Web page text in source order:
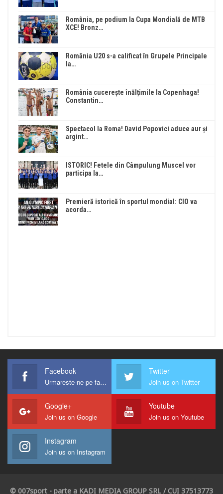
România, pe podium la Cupa Mondială de MTB
XCE! Bronz…
România U20 s-a calificat în Grupele Principale
la…
România cucerește înălțimile la Copenhaga!
Constantin…
Spectacol la Roma! David Popovici aduce aur și
argint…
ISTORIC! Fetele din Câmpulung Muscel vor
participa la…
Premieră istorică în sportul mondial: CIO va
acorda…
Facebook
Urmareste-ne pe facebook !
Twitter
Join us on Twitter
Google+
Join us on Google
Youtube
Join us on Youtube
Instagram
Join us on Instagram
© 007sport - parte a KADI MEDIA GROUP SRL / CUI 37513773